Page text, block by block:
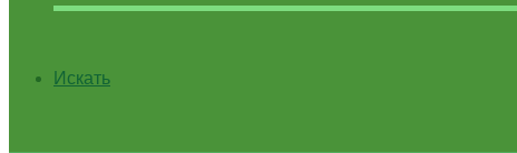
Искать